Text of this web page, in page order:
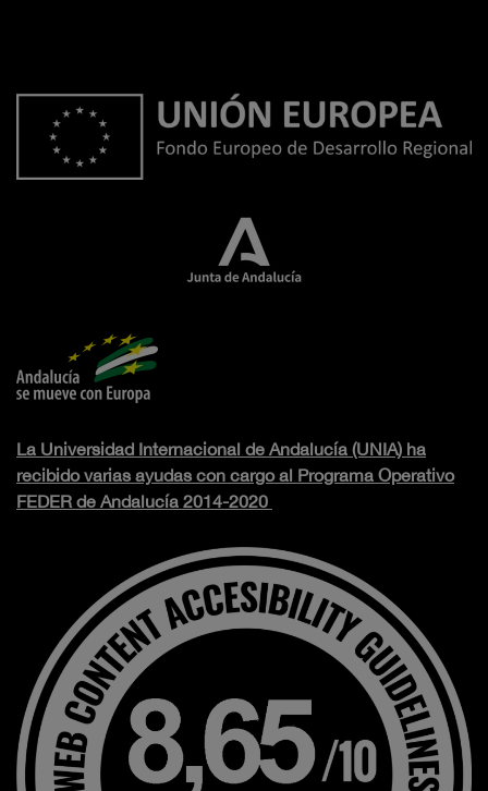
La Universidad Internacional de Andalucía (UNIA) ha
recibido varias ayudas con cargo al Programa Operativo
FEDER de Andalucía 2014-2020